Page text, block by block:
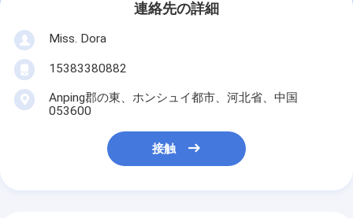
連絡先の詳細
Miss. Dora
15383380882
Anping郡の東、ホンシュイ都市、河北省、中国
053600
接触